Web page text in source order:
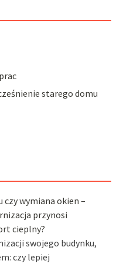
starego domu
wymiana okien –
przynosi
cieplny?
swojego budynku,
czy lepiej